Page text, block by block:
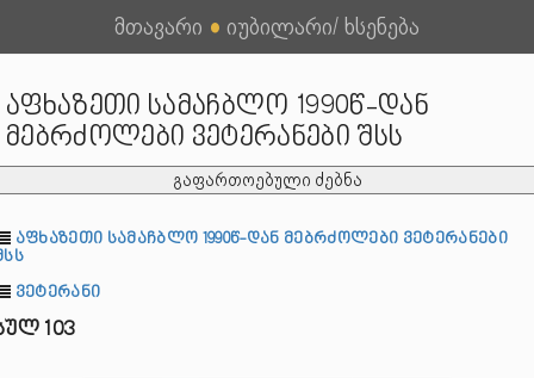
მთავარი ● იუბილარი/ ხსენება
აფხაზეთი სამაჩბლო 1990წ-დან
მებრძოლები ვეტერანები შსს
გაფართოებული ძებნა
აფხაზეთი სამაჩბლო 1990წ-დან მებრძოლები ვეტერანები
ვეტერანი
103